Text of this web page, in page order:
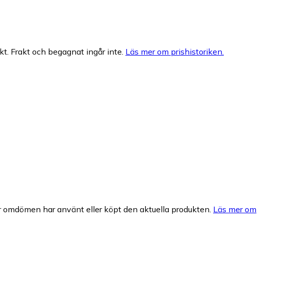
Frakt och begagnat ingår inte. Läs mer om prishistoriken.
har använt eller köpt den aktuella produkten. Läs mer om